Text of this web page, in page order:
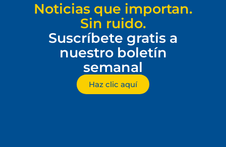
Noticias que importan.
Sin ruido.
Suscríbete gratis a
nuestro boletín
semanal
Haz clic aquí